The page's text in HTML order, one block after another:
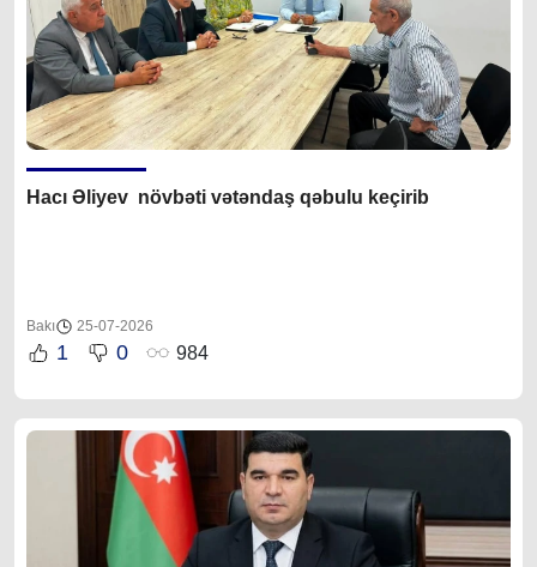
Hacı Əliyev növbəti vətəndaş qəbulu keçirib
Bakı 25-07-2026
1 0 984